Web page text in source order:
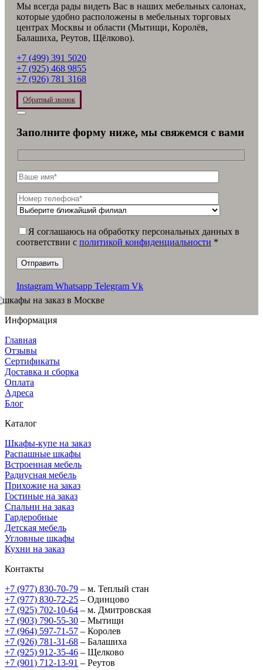
Мы всегда рады видеть Вас в наших мебельных салонах,
которые удобно расположены в мебельных торговых
центрах Москвы и области (Мытищи, Королёв,
Балашиха, Реутов, Щёлково).
+7 (499) 391 5020
+7 (925) 468 9855
+7 (926) 781 3168
Обратный звонок
Заполните форму ниже, мы свяжемся с вами
Я соглашаюсь на обработку персональных данных в
соответствии c политикой конфиденциальности *
Instagram Whatsapp Telegram Vk
Информация
Главная
Отзывы
Сертификаты
Доставка и сборка
Оплата
Адреса
Блог
Каталог
Шкафы-купе на заказ
Распашные шкафы
Встроенная мебель
Радиусная мебель
Прихожие на заказ
Гостиные на заказ
Спальни на заказ
Гардеробные
Детская мебель
Угловные шкафы
Кухни на заказ
Контакты
+7 (977) 830-70-79 – м. Теплый стан
+7 (977) 830-72-25 – Одинцово
+7 (925) 702-10-64 – м. Дмитровская
+7 (903) 790-55-30 – Мытищи
+7 (964) 597-71-57 – Королев
+7 (926) 781-31-68 – Балашиха
+7 (925) 912-35-46 – Щелково
+7 (901) 712-13-91 – Реутов